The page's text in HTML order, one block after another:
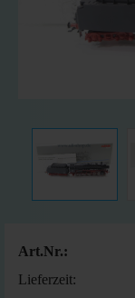
Art.Nr.:
Lieferzeit: